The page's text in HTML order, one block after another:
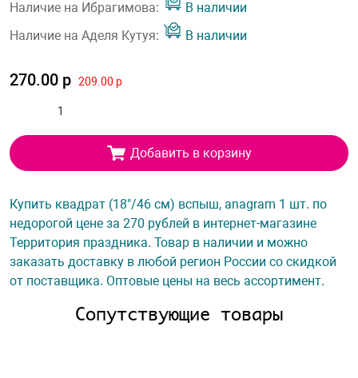
Наличие на Ибрагимова:
В наличии
Наличие на Аделя Кутуя:
В наличии
270.00 р 209.00 р
Добавить в корзину
Купить квадрат (18"/46 см) вспыш, anagram 1 шт. по
недорогой цене за 270 рублей в интернет-магазине
Территория праздника. Товар в наличии и можно
заказать доставку в любой регион России со скидкой
от поставщика. Оптовые цены на весь ассортимент.
Сопутствующие товары